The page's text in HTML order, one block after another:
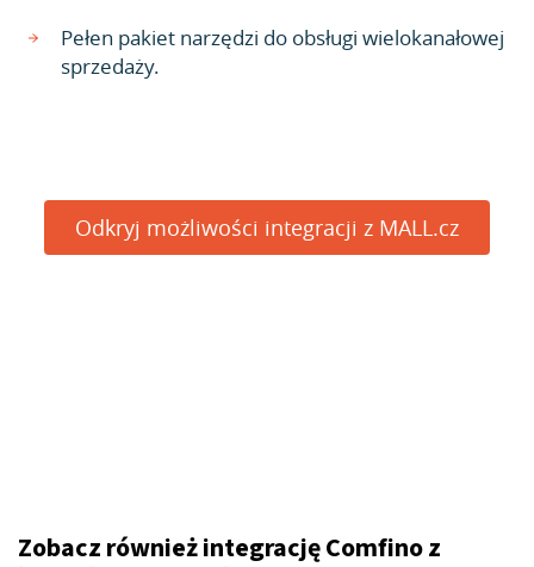
Pełen pakiet narzędzi do obsługi wielokanałowej
sprzedaży.
Odkryj możliwości integracji z MALL.cz
Zobacz również integrację Comfino z